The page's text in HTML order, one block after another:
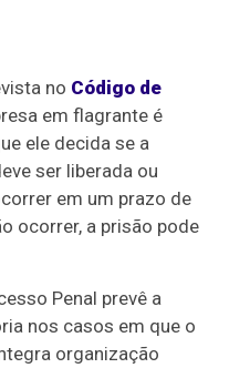
no Código de
em flagrante é
ele decida se a
ser liberada ou
em um prazo de
ocorrer, a prisão pode
Penal prevê a
nos casos em que o
organização